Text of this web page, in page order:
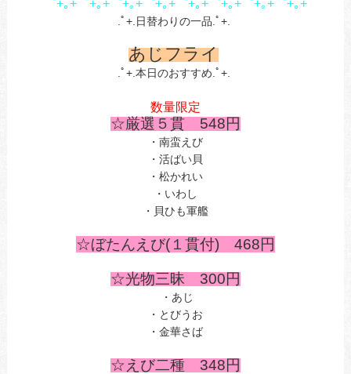
゜+｡+゜+｡+゜+｡+゜+｡+゜+｡+゜+｡+゜+｡+゜+｡+
.ﾟ+.日替わりの一品.ﾟ+.
あじフライ
.ﾟ+.本日のおすすめ.ﾟ+.
数量限定
☆厳選５貫 548円
・南蛮えび
・活ばい貝
・松かれい
・いわし
・貝ひも軍艦
☆ぼたんえび(１貫付) 468円
☆光物三昧 300円
・あじ
・とびうお
・金華さば
☆えび二種 348円